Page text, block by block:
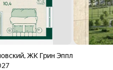
,ЖК Грин Эппл